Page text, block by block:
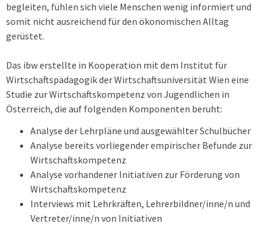
begleiten, fühlen sich viele Menschen wenig informiert und
somit nicht ausreichend für den ökonomischen Alltag
gerüstet.
Das ibw erstellte in Kooperation mit dem Institut für
Wirtschaftspädagogik der Wirtschaftsuniversität Wien eine
Studie zur Wirtschaftskompetenz von Jugendlichen in
Österreich, die auf folgenden Komponenten beruht:
Analyse der Lehrpläne und ausgewählter Schulbücher
Analyse bereits vorliegender empirischer Befunde zur
Wirtschaftskompetenz
Analyse vorhandener Initiativen zur Förderung von
Wirtschaftskompetenz
Interviews mit Lehrkräften, Lehrerbildner/inne/n und
Vertreter/inne/n von Initiativen